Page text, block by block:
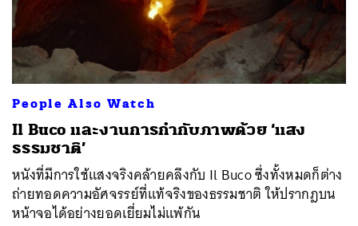
People Also Watch
Il Buco และงานการกำกับภาพด้วย ‘แสง
ธรรมชาติ’
หนังที่มีการใช้แสงจริงคล้ายคลึงกับ Il Buco ซึ่งทั้งหมดก็ต่าง
ถ่ายทอดความอัศจรรย์ที่แท้จริงของธรรมชาติ ให้ปรากฎบน
หน้าจอได้อย่างยอดเยี่ยมไม่แพ้กัน
SHARE TWEET LINE EMAIL